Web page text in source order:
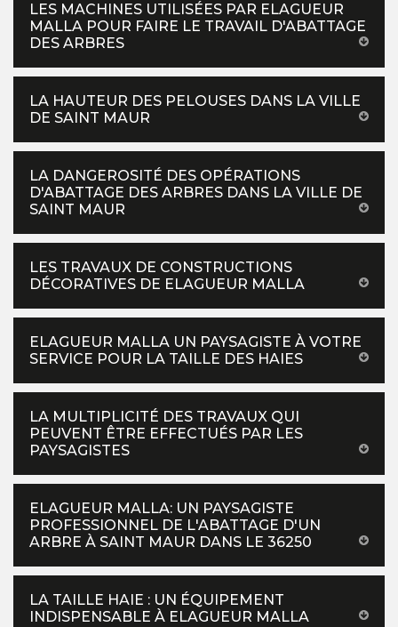
LES MACHINES UTILISÉES PAR ELAGUEUR
MALLA POUR FAIRE LE TRAVAIL D'ABATTAGE
DES ARBRES
LA HAUTEUR DES PELOUSES DANS LA VILLE
DE SAINT MAUR
LA DANGEROSITÉ DES OPÉRATIONS
D'ABATTAGE DES ARBRES DANS LA VILLE DE
SAINT MAUR
LES TRAVAUX DE CONSTRUCTIONS
DÉCORATIVES DE ELAGUEUR MALLA
ELAGUEUR MALLA UN PAYSAGISTE À VOTRE
SERVICE POUR LA TAILLE DES HAIES
LA MULTIPLICITÉ DES TRAVAUX QUI
PEUVENT ÊTRE EFFECTUÉS PAR LES
PAYSAGISTES
ELAGUEUR MALLA: UN PAYSAGISTE
PROFESSIONNEL DE L'ABATTAGE D'UN
ARBRE À SAINT MAUR DANS LE 36250
LA TAILLE HAIE : UN ÉQUIPEMENT
INDISPENSABLE À ELAGUEUR MALLA